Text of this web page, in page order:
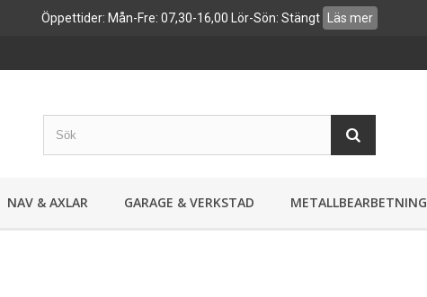
Öppettider: Mån-Fre: 07,30-16,00 Lör-Sön: Stängt Läs mer
NAV & AXLAR GARAGE & VERKSTAD METALLBEARBETNING